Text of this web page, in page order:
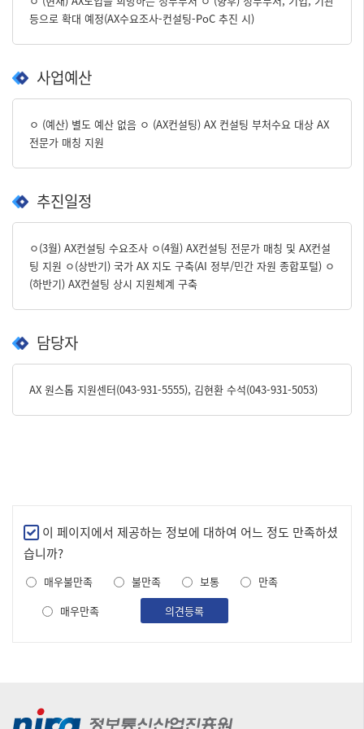
등으로 확대 예정(AX수요조사-컨설팅-PoC 추진 시)
사업예산
ㅇ (예산) 별도 예산 없음 ㅇ (AX컨설팅) AX 컨설팅 부처수요 대상 AX
전문가 매칭 지원
추진일정
ㅇ(3월) AX컨설팅 수요조사 ㅇ(4월) AX컨설팅 전문가 매칭 및 AX컨설
팅 지원 ㅇ(상반기) 국가 AX 지도 구축(AI 정부/민간 자원 종합포털) ㅇ
(하반기) AX컨설팅 상시 지원체계 구축
담당자
AX 원스톱 지원센터(043-931-5555), 김현환 수석(043-931-5053)
만
족
도
조
이 페이지에서 제공하는 정보에 대하여 어느 정도 만족하셨
습니까?
매우불만족 불만족 보통
만족
매우만족
의견등록